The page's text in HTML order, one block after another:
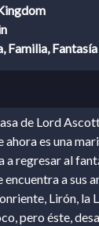
Familia, Fantasía
de Lord
ahora es una
a regresar al
a sus
Lirón, la
pero éste,